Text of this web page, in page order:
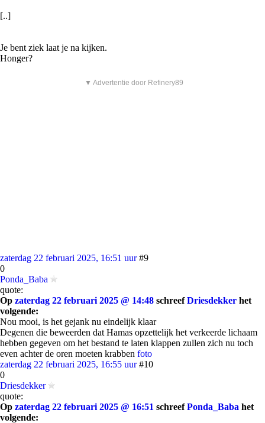
[..]
Je bent ziek laat je na kijken.
Honger?
▼ Advertentie door Refinery89
zaterdag 22 februari 2025, 16:51 uur #9
0
Ponda_Baba
quote:
Op zaterdag 22 februari 2025 @ 14:48 schreefDriesdekker het
volgende:
Nou mooi, is het gejank nu eindelijk klaar
Degenen die beweerden dat Hamas opzettelijk het verkeerde lichaam
hebben gegeven om het bestand te laten klappen zullen zich nu toch
even achter de oren moeten krabben foto
zaterdag 22 februari 2025, 16:55 uur #10
0
Driesdekker
quote:
Op zaterdag 22 februari 2025 @ 16:51 schreefPonda_Baba het
volgende: